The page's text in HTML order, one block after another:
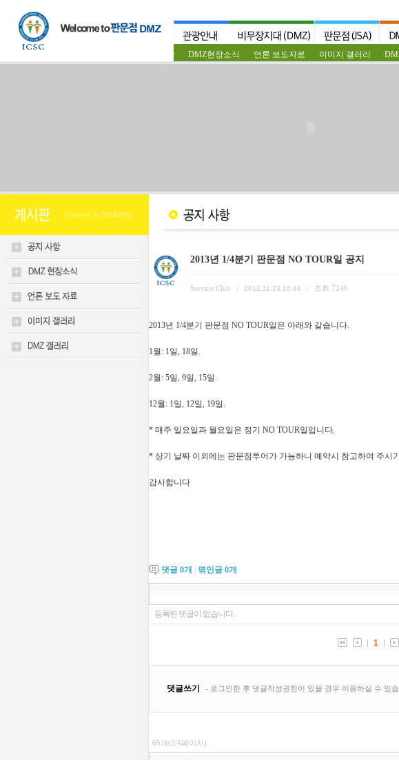
공지사항 DMZ현장소식 언론 보도자료 이미지 갤러리
2013년 1/4분기 판문점 NO TOUR일 공지
Service Club 2012.11.23 10:44 조회 7246
2013년 1/4분기 판문점 NO TOUR일은 아래와 같습니다.
1월: 1일, 18일.
2월: 5일, 9일, 15일.
12월: 1일, 12일, 19일.
* 매주 일요일과 월요일은 정기 NO TOUR일입니다.
* 상기 날짜 이외에는 판문점투어가 가능하니 예약시 참고하여 주시
감사합니다
댓글 0개 엮인글 0개
65개(2/4페이지)